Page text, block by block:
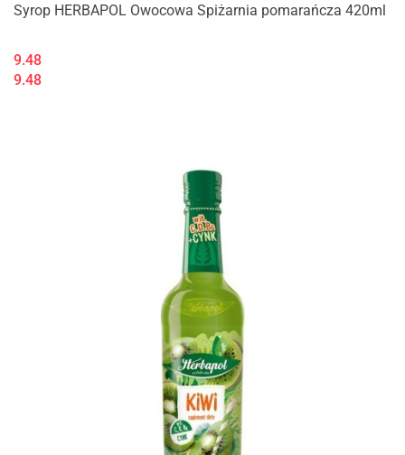
Syrop HERBAPOL Owocowa Spiżarnia pomarańcza 420ml
9.48
9.48